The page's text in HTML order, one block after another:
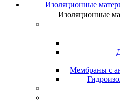
Изоляционные
Изоляционные
Мембраны с